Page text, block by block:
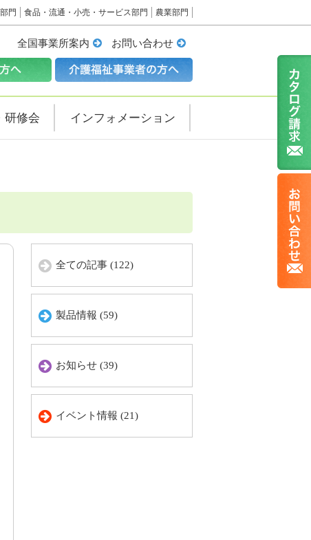
門 食品・流通・小売・サービス部門 農業部門
全国事業所案内 お問い合わせ
研修会 インフォメーション
全ての記事 (122)
製品情報 (59)
お知らせ (39)
イベント情報 (21)